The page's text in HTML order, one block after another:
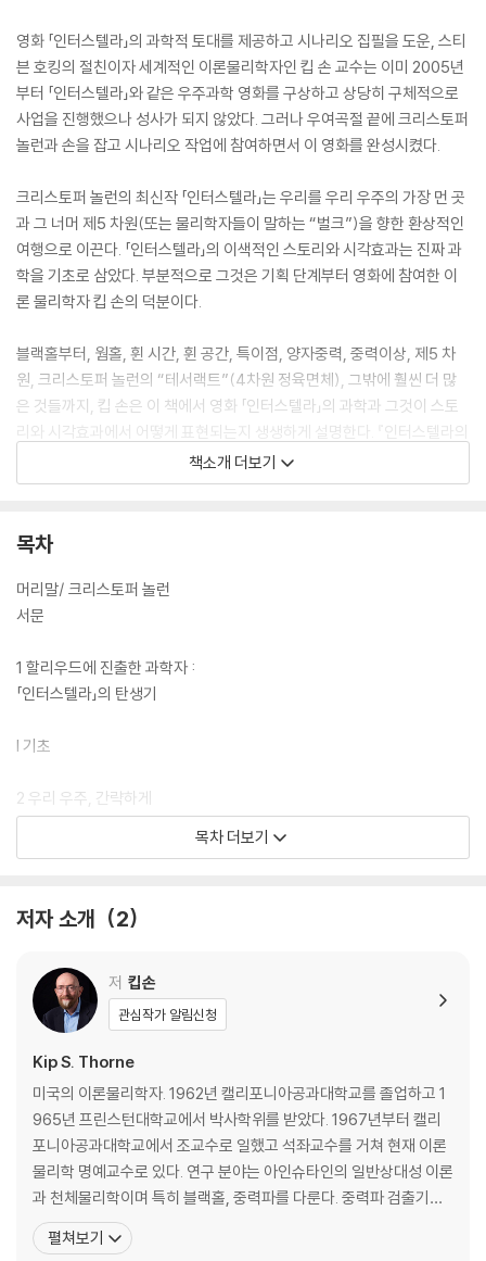
영화 「인터스텔라」의 과학적 토대를 제공하고 시나리오 집필을 도운, 스티
븐 호킹의 절친이자 세계적인 이론물리학자인 킵 손 교수는 이미 2005년
부터 「인터스텔라」와 같은 우주과학 영화를 구상하고 상당히 구체적으로
사업을 진행했으나 성사가 되지 않았다. 그러나 우여곡절 끝에 크리스토퍼
놀런과 손을 잡고 시나리오 작업에 참여하면서 이 영화를 완성시켰다.
크리스토퍼 놀런의 최신작 「인터스텔라」는 우리를 우리 우주의 가장 먼 곳
과 그 너머 제5 차원(또는 물리학자들이 말하는 “벌크”)을 향한 환상적인
여행으로 이끈다. 「인터스텔라」의 이색적인 스토리와 시각효과는 진짜 과
학을 기초로 삼았다. 부분적으로 그것은 기획 단계부터 영화에 참여한 이
론 물리학자 킵 손의 덕분이다.
블랙홀부터, 웜홀, 휜 시간, 휜 공간, 특이점, 양자중력, 중력이상, 제5 차
원, 크리스토퍼 놀런의 “테서랙트”(4차원 정육면체), 그밖에 훨씬 더 많
은 것들까지, 킵 손은 이 책에서 영화 「인터스텔라」의 과학과 그것이 스토
리와 시각효과에서 어떻게 표현되는지 생생하게 설명한다. 『인터스텔라의
과학』에서 당신은 진짜 과학이 과학소설에 못지않게 기묘할 수 있음을 배
우게 될 것이다
책소개 더보기
목차
머리말/ 크리스토퍼 놀런
서문
1 할리우드에 진출한 과학자 :
「인터스텔라」의 탄생기
I 기초
2 우리 우주, 간략하게
3 우주를 지배하는 법칙들
II 가르강튀아
6 가르강튀아의 해부학
7 중력 새총 효과
8 가르강튀아의 모습
9 원반과 제트
10 진화의 주춧돌은 우연이야
III 지구에 닥친 재앙
11 병충해
13 다른 별로 가는 여행
목차 더보기
저자 소개 2
저 킵손
관심작가 알림신청
Kip S. Thorne
미국의 이론물리학자. 1962년 캘리포니아공과대학교를 졸업하고 1
965년 프린스턴대학교에서 박사학위를 받았다. 1967년부터 캘리
포니아공과대학교에서 조교수로 일했고 석좌교수를 거쳐 현재 이론
물리학 명예교수로 있다. 연구 분야는 아인슈타인의 일반상대성 이론
과 천체물리학이며 특히 블랙홀, 중력파를 다룬다. 중력파 검출기를
건설하는 LIGO 프로젝트를 이끌었으며 2016년 2월 중력파의 존재
를 탐지해 ‘제2의 노벨상’이라 불리는 카블리상Kavli Prize을 받았고
펼쳐보기